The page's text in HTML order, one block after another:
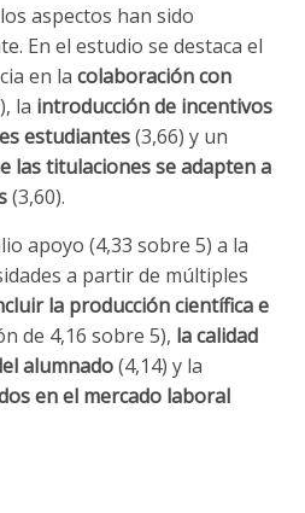
aspectos han sido
En el estudio se destaca el
en la colaboración con
la introducción de incentivos
estudiantes(3,66) y un
las titulaciones se adapten a
(3,60).
apoyo (4,33 sobre 5) a la
a partir de múltiples
la producción científica e
de 4,16 sobre 5), la calidad
alumnado(4,14) y la
en el mercado laboral